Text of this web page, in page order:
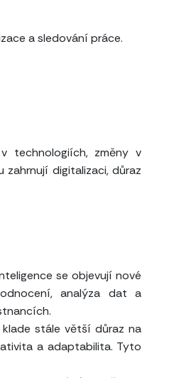
a sledování práce.
technologiích, změny v
digitalizaci, důraz
se objevují nové
analýza dat a
stále větší důraz na
a adaptabilita. Tyto